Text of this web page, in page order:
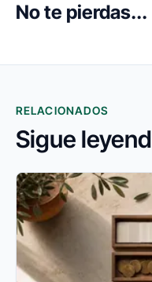
No te pierdas...
RELACIONADOS
Sigue